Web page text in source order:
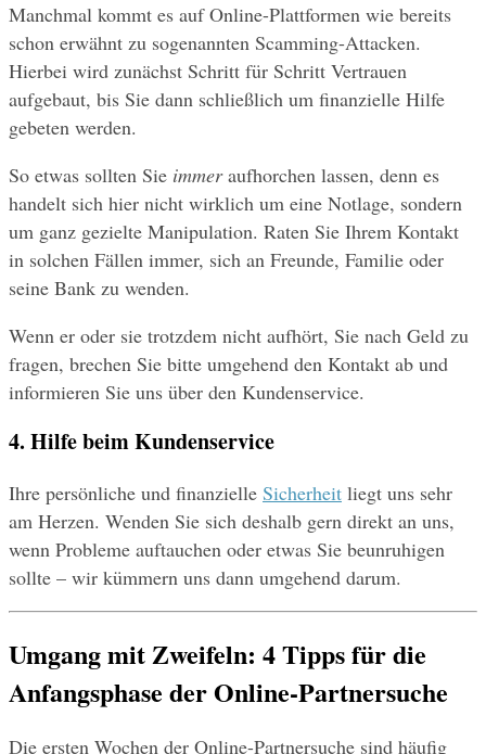
Manchmal kommt es auf Online-Plattformen wie bereits
schon erwähnt zu sogenannten Scamming-Attacken.
Hierbei wird zunächst Schritt für Schritt Vertrauen
aufgebaut, bis Sie dann schließlich um finanzielle Hilfe
gebeten werden.
So etwas sollten Sie immer aufhorchen lassen, denn es
handelt sich hier nicht wirklich um eine Notlage, sondern
um ganz gezielte Manipulation. Raten Sie Ihrem Kontakt
in solchen Fällen immer, sich an Freunde, Familie oder
seine Bank zu wenden.
Wenn er oder sie trotzdem nicht aufhört, Sie nach Geld zu
fragen, brechen Sie bitte umgehend den Kontakt ab und
informieren Sie uns über den Kundenservice.
4. Hilfe beim Kundenservice
Ihre persönliche und finanzielle Sicherheit liegt uns sehr
am Herzen. Wenden Sie sich deshalb gern direkt an uns,
wenn Probleme auftauchen oder etwas Sie beunruhigen
sollte – wir kümmern uns dann umgehend darum.
Umgang mit Zweifeln: 4 Tipps für die
Anfangsphase der Online-Partnersuche
Die ersten Wochen der Online-Partnersuche sind häufig